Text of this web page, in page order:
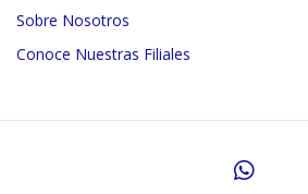
Sobre Nosotros
Conoce Nuestras Filiales